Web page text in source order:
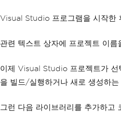
Visual Studio 프로그램을 시작한
관련 텍스트 상자에 프로젝트 이
이제 Visual Studio 프로젝트가 선
을 빌드/실행하거나 새로 생성하는
그런 다음 라이브러리를 추가하고